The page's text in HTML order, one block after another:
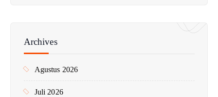
n
k
Archives
Agustus 2026
Juli 2026